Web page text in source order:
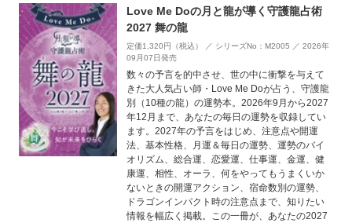
Love Me Doの月と龍が導く守護龍占術
2027 舞の龍
定価1,320円（税込） ／ シリーズNo：M2005 ／ 2026年
09月07日発売
数々の予言を的中させ、世の中に衝撃を与えて
きた大人気占い師・Love Me Doが占う、守護龍
別（10種の龍）の運勢本。2026年9月から2027
年12月まで、あなたの毎日の運勢を収録してい
ます。2027年の予言をはじめ、注意点や開運
法、基本性格、月運＆毎日の運勢、運勢のバイ
オリズム、総合運、恋愛運、仕事運、金運、健
康運、相性、オーラ、何をやってもうまくいか
ないときの開運アクション、宿命数別の運勢、
ドラゴンインパクト時の注意点まで、知りたい
情報を幅広く掲載。この一冊が、あなたの2027